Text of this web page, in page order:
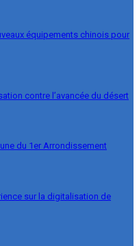
équipements chinois pour
contre l’avancée du désert
du 1er Arrondissement
sur la digitalisation de